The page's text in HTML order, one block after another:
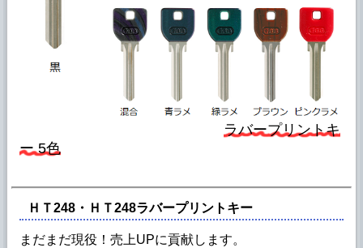
ラバープリントキ
ー 5色
ＨＴ248・ＨＴ248ラバープリントキー
まだまだ現役！売上UPに貢献します。